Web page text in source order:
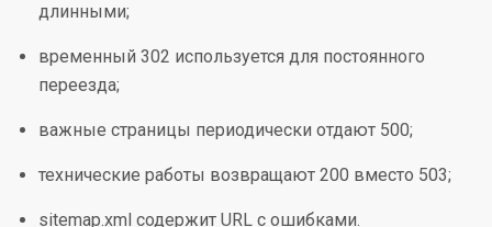
длинными;
временный 302 используется для постоянного
переезда;
важные страницы периодически отдают 500;
технические работы возвращают 200 вместо 503;
sitemap.xml содержит URL с ошибками.